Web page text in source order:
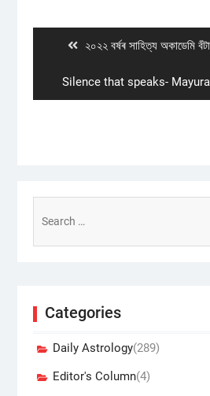
Previous
২০২২ বৰ্ষৰ সাহিত্য অকাডেমি
Next
post:
Silence that speaks-
for:
Categories
Daily Astrology(289)
Editor's Column(4)